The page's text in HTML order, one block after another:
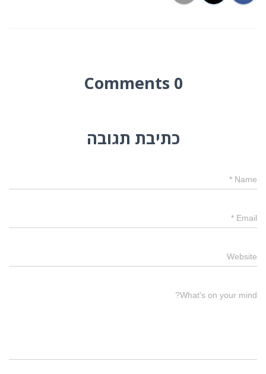
0 Comments
כתיבת תגובה
Name
*
Email
*
Website
What's on your mind?